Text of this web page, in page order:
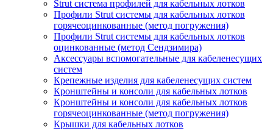
Strut система профилей для кабельных лотков
Профили Strut системы для кабельных лотков
горячеоцинкованные (метод погружения)
Профили Strut системы для кабельных лотков
оцинкованные (метод Сендзимира)
Аксессуары вспомогательные для кабеленесущих
систем
Крепежные изделия для кабеленесущих систем
Кронштейны и консоли для кабельных лотков
Кронштейны и консоли для кабельных лотков
горячеоцинкованные (метод погружения)
Крышки для кабельных лотков